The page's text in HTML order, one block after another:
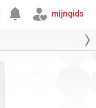
mijngids